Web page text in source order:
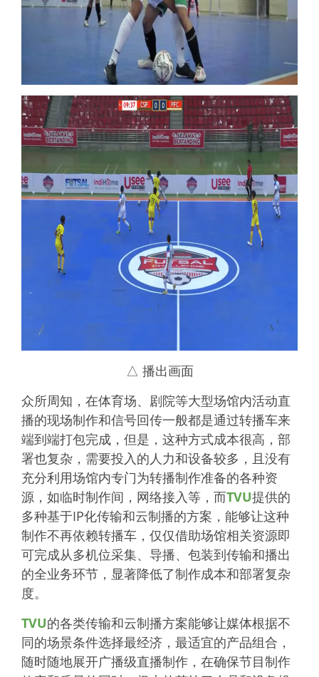
△ 播出画面
众所周知，在体育场、剧院等大型场馆内活动直
播的现场制作和信号回传一般都是通过转播车来
端到端打包完成，但是，这种方式成本很高，部
署也复杂，需要投入的人力和设备较多，且没有
充分利用场馆内专门为转播制作准备的各种资
源，如临时制作间，网络接入等，而TVU提供的
多种基于IP化传输和云制播的方案，能够让这种
制作不再依赖转播车，仅仅借助场馆相关资源即
可完成从多机位采集、导播、包装到传输和播出
的全业务环节，显著降低了制作成本和部署复杂
度。
TVU的各类传输和云制播方案能够让媒体根据不
同的场景条件选择最经济，最适宜的产品组合，
随时随地展开广播级直播制作，在确保节目制作